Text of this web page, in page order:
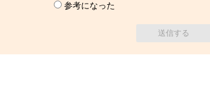
参考になった